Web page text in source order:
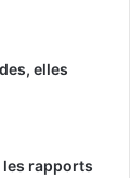
elles
les rapports